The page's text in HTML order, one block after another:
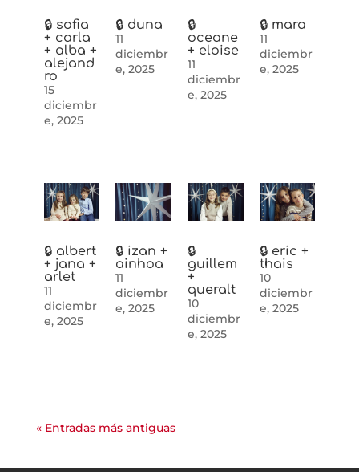
🔒 sofia
+ carla
+ alba +
alejand
ro
15
diciembr
e, 2025
🔒 duna
11
diciembr
e, 2025
🔒
oceane
+ eloise
11
diciembr
e, 2025
🔒 mara
11
diciembr
e, 2025
🔒 albert
+ jana +
arlet
11
diciembr
e, 2025
🔒 izan +
ainhoa
11
diciembr
e, 2025
🔒
guillem
+
queralt
10
diciembr
e, 2025
🔒 eric +
thais
10
diciembr
e, 2025
« Entradas más antiguas